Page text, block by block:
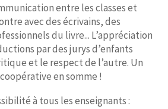
entre les classes et
avec des écrivains, des
du livre... L’appréciation
par des jurys d’enfants
et le respect de l’autre. Un
en somme !
à tous les enseignants :